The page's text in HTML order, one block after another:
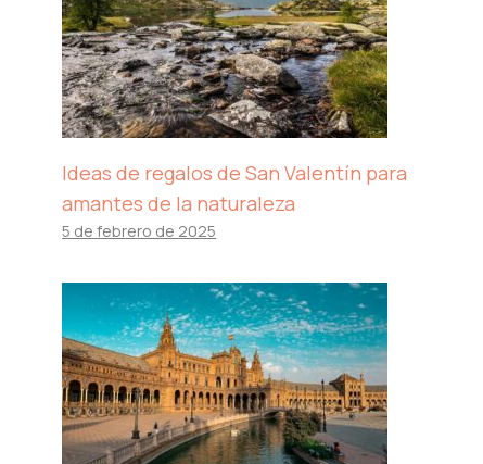
Ideas de regalos de San Valentín para
amantes de la naturaleza
5 de febrero de 2025